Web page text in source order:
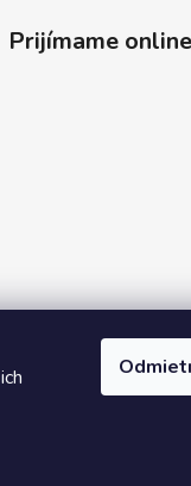
Prijímame